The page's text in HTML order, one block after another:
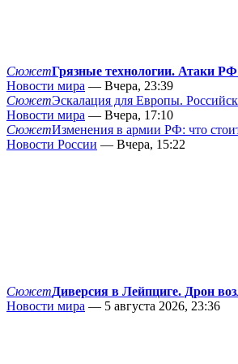
СюжетГрязные технологии. Атаки
Новости мира — Вчера, 23:39
СюжетЭскалация для Европы.
Новости мира — Вчера, 17:10
СюжетИзменения в армии РФ: что
Новости России — Вчера, 15:22
СюжетДиверсия в Лейпциге. Дрон
Новости мира — 5 августа 2026, 23:36